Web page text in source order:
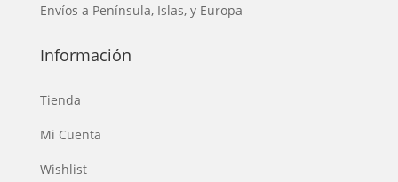
Envíos a Península, Islas, y Europa
Información
Tienda
Mi Cuenta
Wishlist